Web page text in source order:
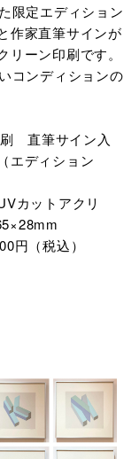
限定エディション
作家直筆サインが
ーン印刷です。
コンディションの
直筆サイン入
エディション
カットアクリ
円（税込）